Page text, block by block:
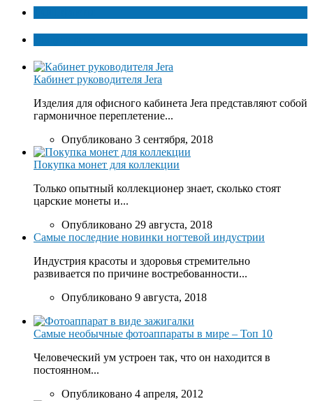
Кабинет руководителя Jera
Изделия для офисного кабинета Jera представляют собой
гармоничное переплетение...
Опубликовано 3 сентября, 2018
Покупка монет для коллекции
Только опытный коллекционер знает, сколько стоят
царские монеты и...
Опубликовано 29 августа, 2018
Самые последние новинки ногтевой индустрии
Индустрия красоты и здоровья стремительно
развивается по причине востребованности...
Опубликовано 9 августа, 2018
Самые необычные фотоаппараты в мире – Топ 10
Человеческий ум устроен так, что он находится в
постоянном...
Опубликовано 4 апреля, 2012